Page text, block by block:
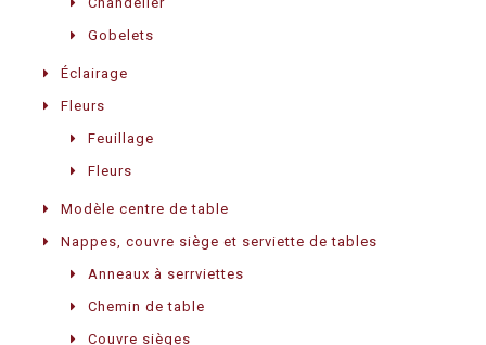
Gobelets
Éclairage
Fleurs
Feuillage
Fleurs
Modèle centre de table
Nappes, couvre siège et serviette de tables
Anneaux à serrviettes
Chemin de table
Couvre sièges